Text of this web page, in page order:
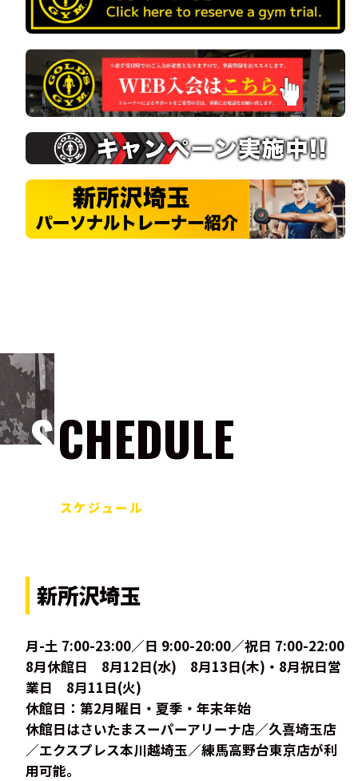
SCHEDULE
スケジュール
新所沢埼玉
月-土 7:00-23:00／日 9:00-20:00／祝日 7:00-22:00
8月休館日 8月12日(水) 8月13日(木)・8月祝日営
業日 8月11日(火)
休館日：第2月曜日・夏季・年末年始
休館日はさいたまスーパーアリーナ店／久喜埼玉店
／エクスプレス本川越埼玉／練馬高野台東京店が利
用可能。